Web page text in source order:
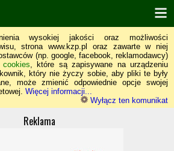
wysokiej jakości oraz możliwości
strona www.kzp.pl oraz zawarte w niej
(np. google, facebook, reklamodawcy)
cookies, które są zapisywane na urządzeniu
który nie życzy sobie, aby pliki te były
może zmienić odpowiednie opcje swojej
Więcej informacji...
Wyłącz ten komunikat
Reklama